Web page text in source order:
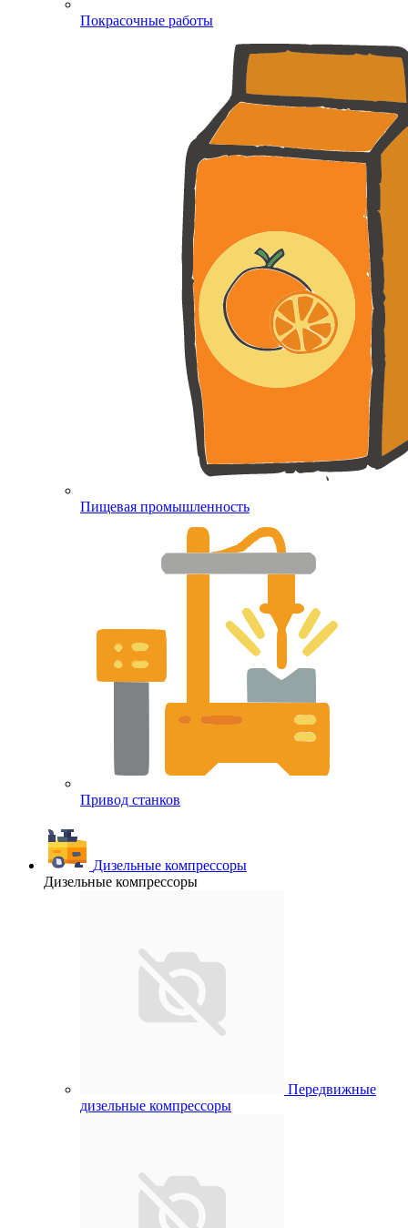
Покрасочные работы
Пищевая промышленность
Привод станков
Дизельные компрессоры
Дизельные компрессоры
Передвижные
дизельные компрессоры